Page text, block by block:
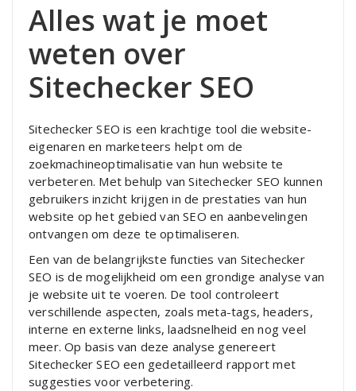
Alles wat je moet
weten over
Sitechecker SEO
Sitechecker SEO is een krachtige tool die website-
eigenaren en marketeers helpt om de
zoekmachineoptimalisatie van hun website te
verbeteren. Met behulp van Sitechecker SEO kunnen
gebruikers inzicht krijgen in de prestaties van hun
website op het gebied van SEO en aanbevelingen
ontvangen om deze te optimaliseren.
Een van de belangrijkste functies van Sitechecker
SEO is de mogelijkheid om een grondige analyse van
je website uit te voeren. De tool controleert
verschillende aspecten, zoals meta-tags, headers,
interne en externe links, laadsnelheid en nog veel
meer. Op basis van deze analyse genereert
Sitechecker SEO een gedetailleerd rapport met
suggesties voor verbetering.